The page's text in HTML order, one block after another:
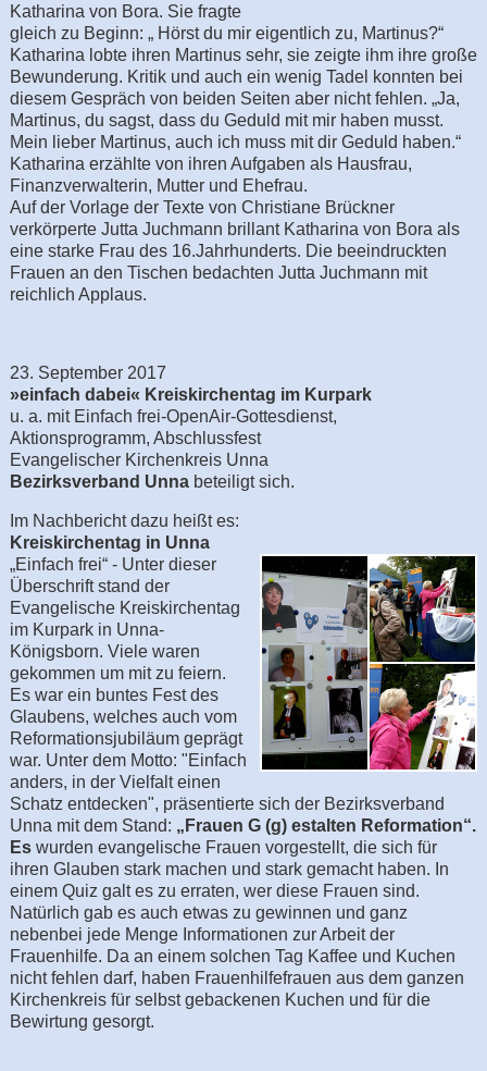
Katharina von Bora. Sie fragte
gleich zu Beginn: „ Hörst du mir eigentlich zu, Martinus?“
Katharina lobte ihren Martinus sehr, sie zeigte ihm ihre große
Bewunderung. Kritik und auch ein wenig Tadel konnten bei
diesem Gespräch von beiden Seiten aber nicht fehlen. „Ja,
Martinus, du sagst, dass du Geduld mit mir haben musst.
Mein lieber Martinus, auch ich muss mit dir Geduld haben.“
Katharina erzählte von ihren Aufgaben als Hausfrau,
Finanzverwalterin, Mutter und Ehefrau.
Auf der Vorlage der Texte von Christiane Brückner
verkörperte Jutta Juchmann brillant Katharina von Bora als
eine starke Frau des 16.Jahrhunderts. Die beeindruckten
Frauen an den Tischen bedachten Jutta Juchmann mit
reichlich Applaus.
23. September 2017
»einfach dabei« Kreiskirchentag im Kurpark
u. a. mit Einfach frei-OpenAir-Gottesdienst,
Aktionsprogramm, Abschlussfest
Evangelischer Kirchenkreis Unna
Bezirksverband Unnabeteiligt sich.
Im Nachbericht dazu heißt es:
Kreiskirchentag in Unna
„Einfach frei“ - Unter dieser
Überschrift stand der
Evangelische Kreiskirchentag
im Kurpark in Unna-
Königsborn. Viele waren
gekommen um mit zu feiern.
Es war ein buntes Fest des
Glaubens, welches auch vom
Reformationsjubiläum geprägt
war. Unter dem Motto: "Einfach
anders, in der Vielfalt einen
Schatz entdecken", präsentierte sich der Bezirksverband
Unna mit dem Stand: „ Frauen G (g) estalten Reformation“.
Es wurden evangelische Frauen vorgestellt, die sich für
ihren Glauben stark machen und stark gemacht haben. In
einem Quiz galt es zu erraten, wer diese Frauen sind.
Natürlich gab es auch etwas zu gewinnen und ganz
nebenbei jede Menge Informationen zur Arbeit der
Frauenhilfe. Da an einem solchen Tag Kaffee und Kuchen
nicht fehlen darf, haben Frauenhilfefrauen aus dem ganzen
Kirchenkreis für selbst gebackenen Kuchen und für die
Bewirtung gesorgt.